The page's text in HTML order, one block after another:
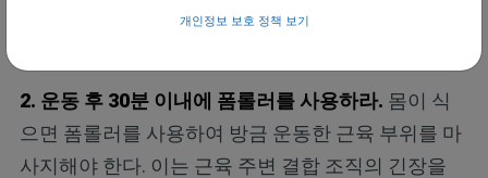
2. 운동 후 30분 이내에 폼롤러를 사용하라. 몸이 식
으면 폼롤러를 사용하여 방금 운동한 근육 부위를 마
사지해야 한다. 이는 근육 주변 결합 조직의 긴장을
개인정보 보호 정책 보기